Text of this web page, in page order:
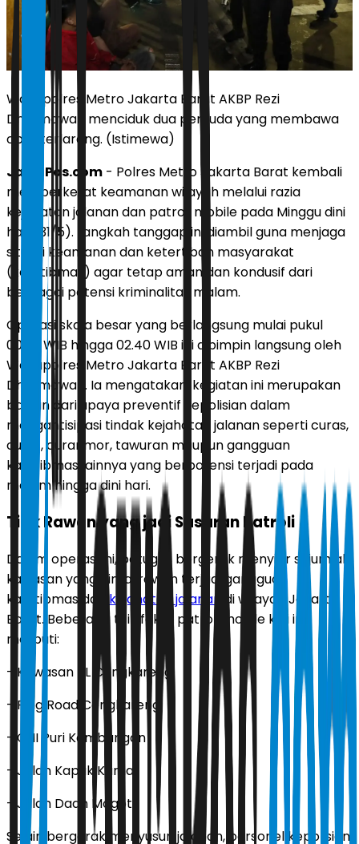
Wakapolres Metro Jakarta Barat AKBP Rezi
Dharmawan menciduk dua pemuda yang membawa
obat terlarang. (Istimewa)
JawaPos.com - Polres Metro Jakarta Barat kembali
memperketat keamanan wilayah melalui razia
kejahatan jalanan dan patroli mobile pada Minggu dini
hari (31/5). Langkah tanggap ini diambil guna menjaga
situasi keamanan dan ketertiban masyarakat
(kamtibmas) agar tetap aman dan kondusif dari
berbagai potensi kriminalitas malam.
Operasi skala besar yang berlangsung mulai pukul
00.30 WIB hingga 02.40 WIB ini dipimpin langsung oleh
Wakapolres Metro Jakarta Barat AKBP Rezi
Dharmawan. Ia mengatakan, kegiatan ini merupakan
bagian dari upaya preventif kepolisian dalam
mengantisipasi tindak kejahatan jalanan seperti curas,
curat, curanmor, tawuran maupun gangguan
kamtibmas lainnya yang berpotensi terjadi pada
malam hingga dini hari.
Titik Rawan yang jadi Sasaran Patroli
Dalam operasi ini, petugas bergerak menyisir sejumlah
kawasan yang dinilai rawan terjadi gangguan
kamtibmas dan kejahatan jalanan
di wilayah Jakarta
Barat. Beberapa titik fokus patroli mobile kali ini
meliputi:
- Kawasan TL Cengkareng
- Ring Road Cengkareng
- CNI Puri Kembangan
- Jalan Kapuk Kamal
- Jalan Daan Mogot
Selain bergerak menyusuri jalanan, personel kepolisian